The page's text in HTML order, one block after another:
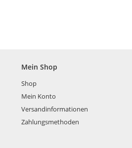
Mein Shop
Shop
Mein Konto
Versandinformationen
Zahlungsmethoden